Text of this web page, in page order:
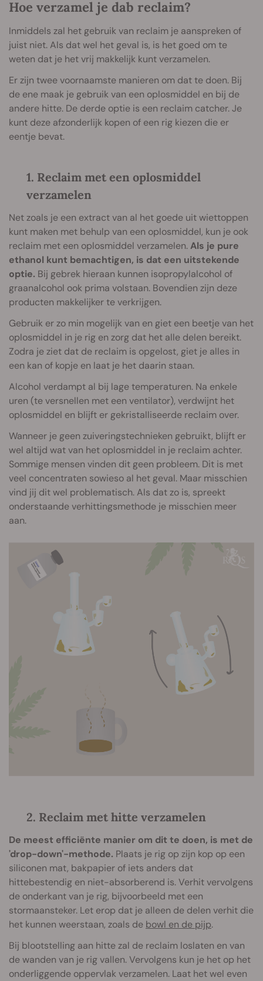
Hoe verzamel je dab reclaim?
Inmiddels zal het gebruik van reclaim je aanspreken of
juist niet. Als dat wel het geval is, is het goed om te
weten dat je het vrij makkelijk kunt verzamelen.
Er zijn twee voornaamste manieren om dat te doen. Bij
de ene maak je gebruik van een oplosmiddel en bij de
andere hitte. De derde optie is een reclaim catcher. Je
kunt deze afzonderlijk kopen of een rig kiezen die er
eentje bevat.
1. Reclaim met een oplosmiddel
verzamelen
Net zoals je een extract van al het goede uit wiettoppen
kunt maken met behulp van een oplosmiddel, kun je ook
reclaim met een oplosmiddel verzamelen.Als je pure
ethanol kunt bemachtigen, is dat een uitstekende
optie. Bij gebrek hieraan kunnen isopropylalcohol of
graanalcohol ook prima volstaan. Bovendien zijn deze
producten makkelijker te verkrijgen.
Gebruik er zo min mogelijk van en giet een beetje van het
oplosmiddel in je rig en zorg dat het alle delen bereikt.
Zodra je ziet dat de reclaim is opgelost, giet je alles in
een kan of kopje en laat je het daarin staan.
Alcohol verdampt al bij lage temperaturen. Na enkele
uren (te versnellen met een ventilator), verdwijnt het
oplosmiddel en blijft er gekristalliseerde reclaim over.
Wanneer je geen zuiveringstechnieken gebruikt, blijft er
wel altijd wat van het oplosmiddel in je reclaim achter.
Sommige mensen vinden dit geen probleem. Dit is met
veel concentraten sowieso al het geval. Maar misschien
vind jij dit wel problematisch. Als dat zo is, spreekt
onderstaande verhittingsmethode je misschien meer
aan.
2. Reclaim met hitte verzamelen
De meest efficiënte manier om dit te doen, is met de
'drop-down'-methode. Plaats je rig op zijn kop op een
siliconen mat, bakpapier of iets anders dat
hittebestendig en niet-absorberend is. Verhit vervolgens
de onderkant van je rig, bijvoorbeeld met een
stormaansteker. Let erop dat je alleen de delen verhit die
het kunnen weerstaan, zoals de bowl en de pijp.
Bij blootstelling aan hitte zal de reclaim loslaten en van
de wanden van je rig vallen. Vervolgens kun je het op het
onderliggende oppervlak verzamelen. Laat het wel even